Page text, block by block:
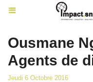
Ousmane
Agents de
Jeudi 6 Octobre 2016